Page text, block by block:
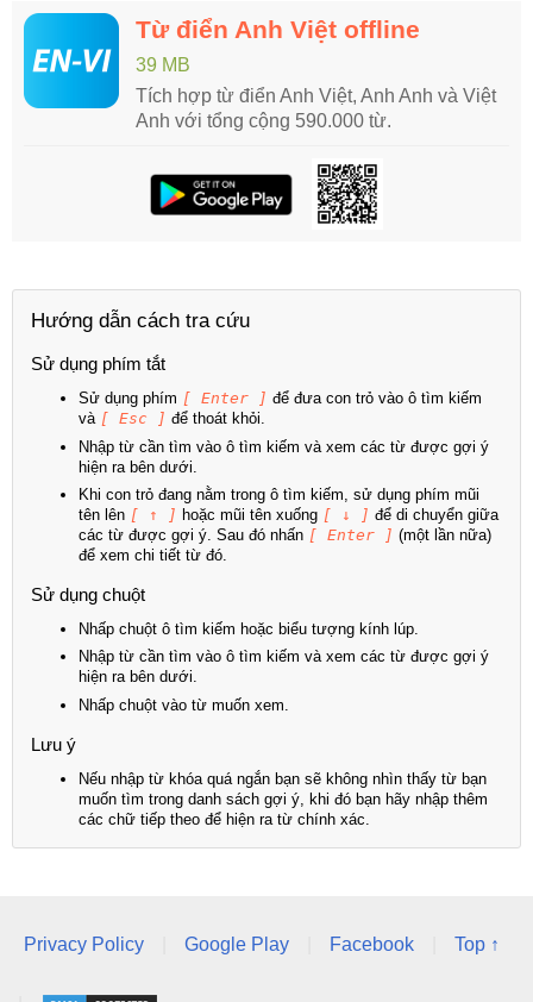
Từ điển Anh Việt offline
39 MB
Tích hợp từ điển Anh Việt, Anh Anh và Việt
Anh với tổng cộng 590.000 từ.
Hướng dẫn cách tra cứu
Sử dụng phím tắt
Sử dụng phím [ Enter ] để đưa con trỏ vào ô tìm kiếm
và [ Esc ] để thoát khỏi.
Nhập từ cần tìm vào ô tìm kiếm và xem các từ được gợi ý
hiện ra bên dưới.
Khi con trỏ đang nằm trong ô tìm kiếm, sử dụng phím mũi
tên lên [ ↑ ] hoặc mũi tên xuống [ ↓ ] để di chuyển giữa
các từ được gợi ý. Sau đó nhấn [ Enter ] (một lần nữa)
để xem chi tiết từ đó.
Sử dụng chuột
Nhấp chuột ô tìm kiếm hoặc biểu tượng kính lúp.
Nhập từ cần tìm vào ô tìm kiếm và xem các từ được gợi ý
hiện ra bên dưới.
Nhấp chuột vào từ muốn xem.
Lưu ý
Nếu nhập từ khóa quá ngắn bạn sẽ không nhìn thấy từ bạn
muốn tìm trong danh sách gợi ý, khi đó bạn hãy nhập thêm
các chữ tiếp theo để hiện ra từ chính xác.
Privacy Policy Google Play Facebook Top ↑